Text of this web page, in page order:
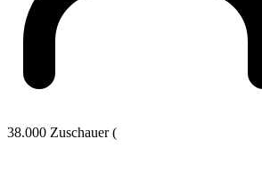
38.000 Zuschauer (